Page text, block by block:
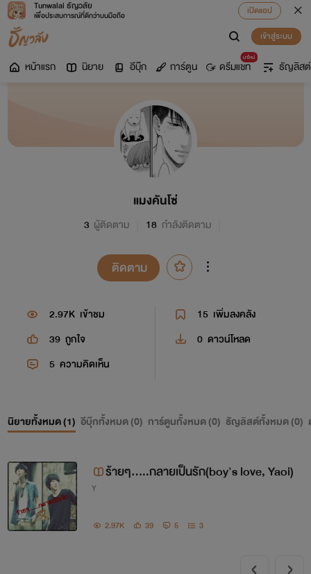
Tunwalai ธัญวลัย
เพื่อประสบการณ์ที่ดีกว่าบนมือถือ
เปิดแอป
เข้าสู่ระบบ
หน้าแรก นิยาย อีบุ๊ก การ์ตูน
มาใหม่
ดรีมแชท ธัญลิสต์
แมงคันโซ่
3 ผู้ติดตาม 18 กำลังติดตาม
ติดตาม
2.97K เข้าชม 15 เพิ่มลงคลัง
39 ถูกใจ 0 ดาวน์โหลด
5 ความคิดเห็น
นิยายทั้งหมด (1) อีบุ๊กทั้งหมด (0) การ์ตูนทั้งหมด (0) ธัญลิสต์ทั้งหมด (0)
ร้ายๆ.....กลายเป็นรัก(boy's love, Yaoi)
Y
2.97K 39 5 3